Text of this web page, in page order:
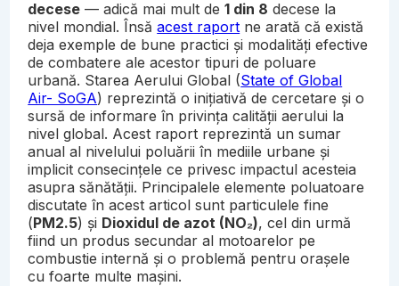
decese — adică mai mult de1 din 8 decese la
nivel mondial. Însăacest raport ne arată că există
deja exemple de bune practici și modalități efective
de combatere ale acestor tipuri de poluare
urbană. Starea Aerului Global (State of Global
Air- SoGA) reprezintă o inițiativă de cercetare și o
sursă de informare în privința calității aerului la
nivel global. Acest raport reprezintă un sumar
anual al nivelului poluării în mediile urbane și
implicit consecințele ce privesc impactul acesteia
asupra sănătății. Principalele elemente poluatoare
discutate în acest articol sunt particulele fine
(PM2.5) și Dioxidul de azot (NO₂), cel din urmă
fiind un produs secundar al motoarelor pe
combustie internă și o problemă pentru orașele
cu foarte multe mașini.